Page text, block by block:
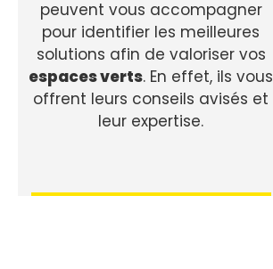
peuvent vous accompagner
pour identifier les meilleures
solutions afin de valoriser vos
espaces verts. En effet, ils vous
offrent leurs conseils avisés et
leur expertise.